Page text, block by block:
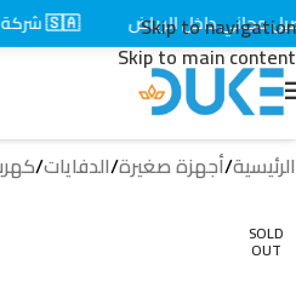
Skip to navigation
Skip to main content
الرئيسية/أجهزة صغيرة/الدفايات/
SOLD
OUT
داخل الرياض 🇸🇦 شركة دوك الوكيل المعتمد بالسعودية